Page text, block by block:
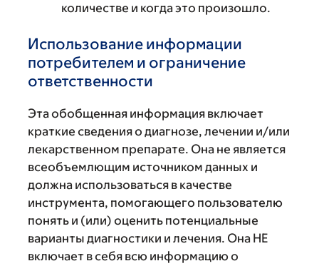
количестве и когда это произошло.
Использование информации
потребителем и ограничение
ответственности
Эта обобщенная информация включает
краткие сведения о диагнозе, лечении и/или
лекарственном препарате. Она не является
всеобъемлющим источником данных и
должна использоваться в качестве
инструмента, помогающего пользователю
понять и (или) оценить потенциальные
варианты диагностики и лечения. Она НЕ
включает в себя всю информацию о